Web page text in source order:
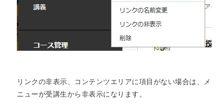
リンクの非表示、コンテンツエリアに項目がない場合は、メ
ニューが受講生から非表示になります。